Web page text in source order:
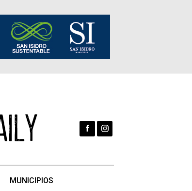
MUNICIPIOS